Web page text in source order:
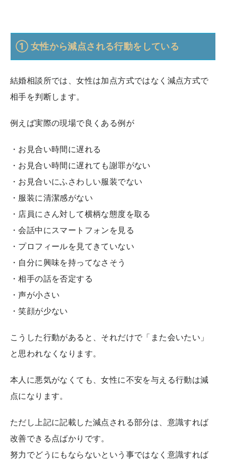
① 女性から減点される行動をしている
結婚相談所では、女性は加点方式ではなく減点方式で
相手を判断します。
例えば実際の現場で良くある例が
・お見合い時間に遅れる
・お見合い時間に遅れても謝罪がない
・お見合いにふさわしい服装でない
・服装に清潔感がない
・店員にさん対して横柄な態度を取る
・会話中にスマートフォンを見る
・プロフィールを見てきていない
・自分に興味を持ってなさそう
・相手の話を否定する
・声が小さい
・笑顔が少ない
こうした行動があると、それだけで「また会いたい」
と思われなくなります。
本人に悪気がなくても、女性に不安を与える行動は減
点になります。
ただし上記に記載した減点される部分は、意識すれば
改善できる点ばかりです。
努力でどうにもならないという事ではなく意識すれば